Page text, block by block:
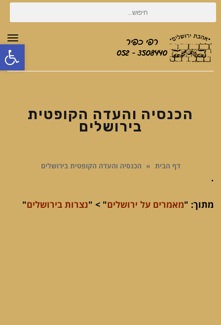
הכנסיה והעדה הקופטית
בירושלים
דף הבית » הכנסיה והעדה הקופטית בירושלים
.
מתוך: "מאמרים על ירושלים" > "נצרות בירושלים"